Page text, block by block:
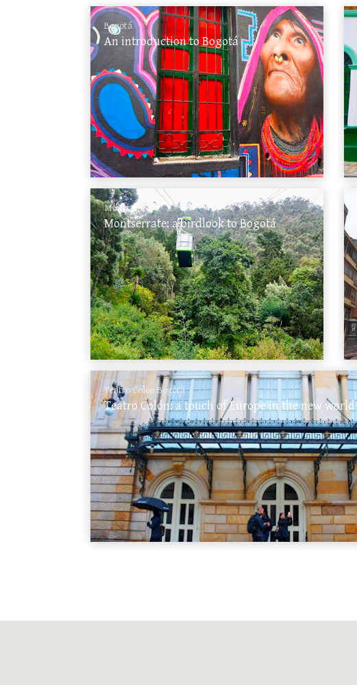
Bogotá
An introduction to Bogotá
Monserrate
Montserrate: a birdlook to Bogotá
Teatro Colón Bogotá
Teatro Colón: a touch of Europe in the new world